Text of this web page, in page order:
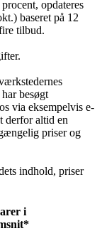
opdateres
baseret på 12
tilbud.
besøgt
via eksempelvis e-
derfor altid en
priser og
indhold, priser
i